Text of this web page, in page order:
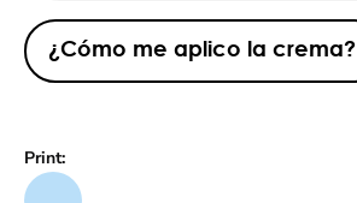
¿Cómo me aplico la crema?
Print: